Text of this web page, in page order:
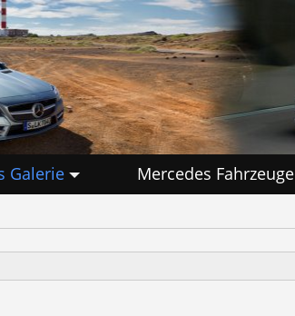
Galerie Mercedes Fahrzeuge